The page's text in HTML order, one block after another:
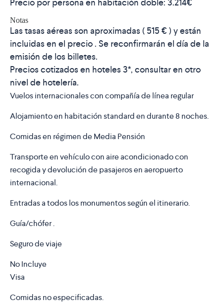
Precio por persona en habitación doble: 3.214€
Notas
Las tasas aéreas son aproximadas ( 515 € ) y están
incluidas en el precio . Se reconfirmarán el día de la
emisión de los billetes.
Precios cotizados en hoteles 3*, consultar en otro
nivel de hotelería.
Vuelos internacionales con compañía de línea regular
Alojamiento en habitación standard en durante 8 noches.
Comidas en régimen de Media Pensión
Transporte en vehículo con aire acondicionado con
recogida y devolución de pasajeros en aeropuerto
internacional.
Entradas a todos los monumentos según el itinerario.
Guía/chófer .
Seguro de viaje
No Incluye
Visa
Comidas no especificadas.